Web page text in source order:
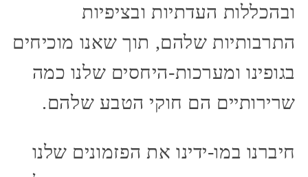
ובהכללות העדתיות ובציפיות
התרבותיות שלהם, תוך שאנו מוכיחים
בגופינו ומערכות-היחסים שלנו כמה
שרירותיים הם חוקי הטבע שלהם.
חיברנו במו-ידינו את הפזמונים שלנו